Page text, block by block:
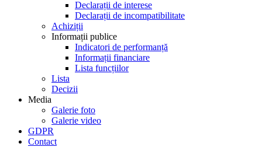
Declarații de interese
Declarații de incompatibilitate
Achiziții
Informații publice
Indicatori de performanță
Informații financiare
Lista funcțiilor
Lista
Decizii
Media
Galerie foto
Galerie video
GDPR
Contact